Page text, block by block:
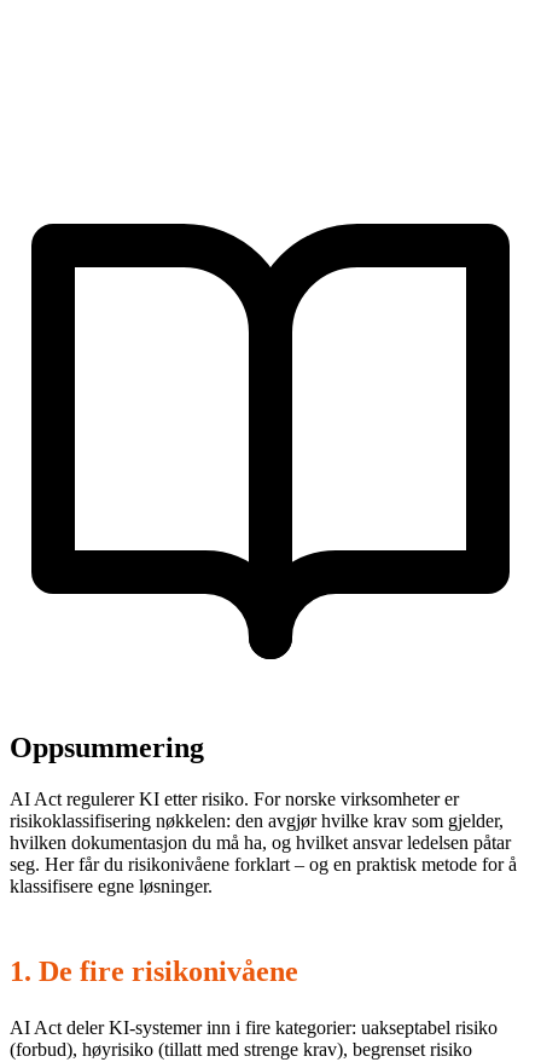
Oppsummering
AI Act regulerer KI etter risiko. For norske virksomheter er
risikoklassifisering nøkkelen: den avgjør hvilke krav som gjelder,
hvilken dokumentasjon du må ha, og hvilket ansvar ledelsen påtar
seg. Her får du risikonivåene forklart – og en praktisk metode for å
klassifisere egne løsninger.
1. De fire risikonivåene
AI Act deler KI-systemer inn i fire kategorier: uakseptabel risiko
(forbud), høyrisiko (tillatt med strenge krav), begrenset risiko